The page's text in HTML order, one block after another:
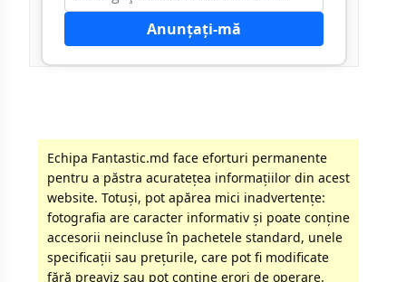
Anunțați-mă
Echipa Fantastic.md face eforturi permanente
pentru a păstra acurateţea informaţiilor din acest
website. Totuși, pot apărea mici inadvertenţe:
fotografia are caracter informativ şi poate conţine
accesorii neincluse în pachetele standard, unele
specificaţii sau preţurile, care pot fi modificate
fără preaviz sau pot conţine erori de operare.